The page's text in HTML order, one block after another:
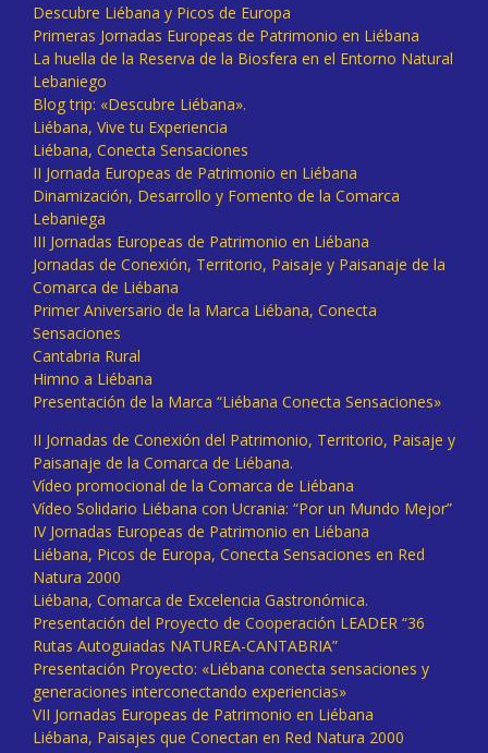
Descubre Liébana y Picos de Europa
Primeras Jornadas Europeas de Patrimonio en Liébana
La huella de la Reserva de la Biosfera en el Entorno Natural
Lebaniego
Blog trip: «Descubre Liébana».
Liébana, Vive tu Experiencia
Liébana, Conecta Sensaciones
II Jornada Europeas de Patrimonio en Liébana
Dinamización, Desarrollo y Fomento de la Comarca
Lebaniega
III Jornadas Europeas de Patrimonio en Liébana
Jornadas de Conexión, Territorio, Paisaje y Paisanaje de la
Comarca de Liébana
Primer Aniversario de la Marca Liébana, Conecta
Sensaciones
Cantabria Rural
Himno a Liébana
Presentación de la Marca “Liébana Conecta Sensaciones»
II Jornadas de Conexión del Patrimonio, Territorio, Paisaje y
Paisanaje de la Comarca de Liébana.
Vídeo promocional de la Comarca de Liébana
Vídeo Solidario Liébana con Ucrania: “Por un Mundo Mejor”
IV Jornadas Europeas de Patrimonio en Liébana
Liébana, Picos de Europa, Conecta Sensaciones en Red
Natura 2000
Liébana, Comarca de Excelencia Gastronómica.
Presentación del Proyecto de Cooperación LEADER “36
Rutas Autoguiadas NATUREA-CANTABRIA”
Presentación Proyecto: «Liébana conecta sensaciones y
generaciones interconectando experiencias»
VII Jornadas Europeas de Patrimonio en Liébana
Liébana, Paisajes que Conectan en Red Natura 2000